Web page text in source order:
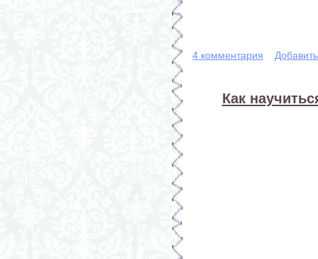
4 комментария
Как